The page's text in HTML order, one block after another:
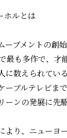
ホルとは
ーブメントの創
最も多作で、才
に数えられている
ーブルテレビま
ーンの発展に先
より、ニューヨ